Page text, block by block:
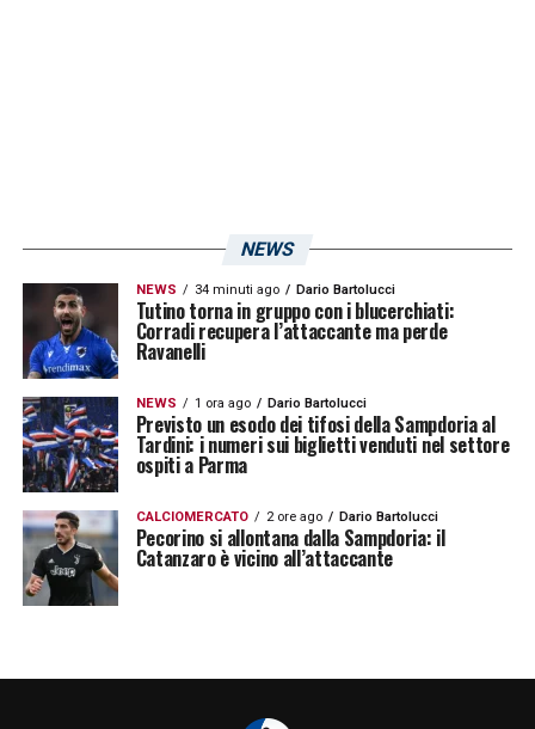
NEWS
NEWS 34 minuti ago Dario Bartolucci
Tutino torna in gruppo con i blucerchiati:
Corradi recupera l’attaccante ma perde
Ravanelli
NEWS 1 ora ago Dario Bartolucci
Previsto un esodo dei tifosi della Sampdoria al
Tardini: i numeri sui biglietti venduti nel settore
ospiti a Parma
CALCIOMERCATO 2 ore ago Dario Bartolucci
Pecorino si allontana dalla Sampdoria: il
Catanzaro è vicino all’attaccante